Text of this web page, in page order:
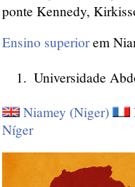
ponte Kennedy,
Ensino superiorem
Universidade
Niamey (Niger)
Níger